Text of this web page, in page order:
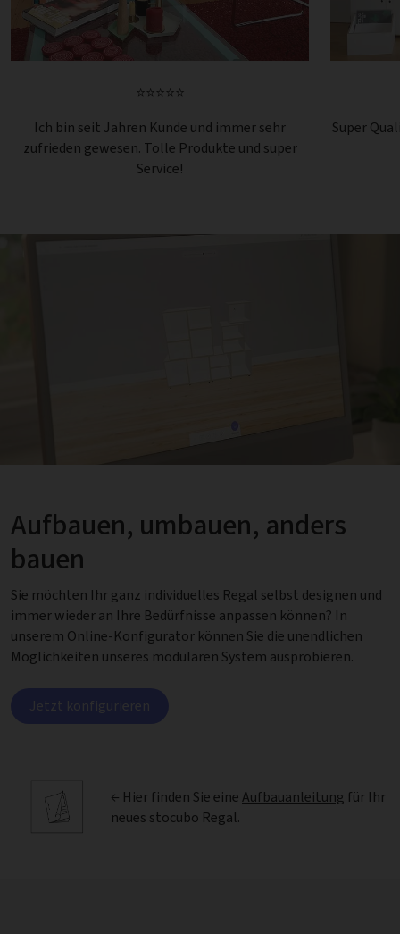
⭐⭐⭐⭐⭐
Ich bin seit Jahren Kunde und immer sehr
zufrieden gewesen. Tolle Produkte und super
Service!
Super
Aufbauen, umbauen, anders
bauen
Sie möchten Ihr ganz individuelles Regal selbst designen und
immer wieder an Ihre Bedürfnisse anpassen können? In
unserem Online-Konfigurator können Sie die unendlichen
Möglichkeiten unseres modularen System ausprobieren.
Jetzt konfigurieren
← Hier finden Sie eineAufbauanleitung für Ihr
neues stocubo Regal.